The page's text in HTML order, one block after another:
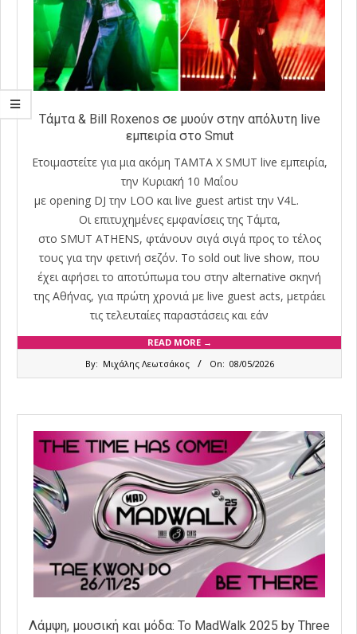
Τάμτα & Bill Roxenos σε μυούν στην απόλυτη live
εμπειρία στο Smut
Ετοιμαστείτε για μια ακόμη TAMTA X SMUT live εμπειρία,
την Κυριακή 10 Μαΐου
με opening DJ την LOO και live guest artist την V4L.
Οι επιτυχημένες εμφανίσεις της Τάμτα,
στο SMUT ATHENS, φτάνουν σιγά σιγά προς το τέλος
τους για την φετινή σεζόν. Το sold out live show, που
έχει αφήσει το αποτύπωμα του στην alternative σκηνή
της Αθήνας, για πρώτη χρονιά με live guest acts, μετράει
τις τελευταίες παραστάσεις και εάν
READ MORE →
By: Μιχάλης Λεωτσάκος On: 08/05/2026
Λάμψη, μουσική και μόδα: Το MadWalk 2025 by Three